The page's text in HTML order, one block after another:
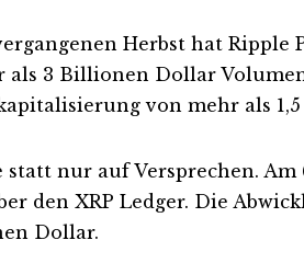
Herbst hat
3 Billionen Dollar
von mehr als
nur auf Versprechen.
den XRP Ledger. Die
Dollar.